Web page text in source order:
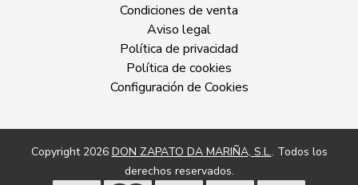
Condiciones de venta
Aviso legal
Política de privacidad
Política de cookies
Configuración de Cookies
Copyright 2026 DON ZAPATO DA MARIÑA, S.L.. Todos los
derechos reservados.